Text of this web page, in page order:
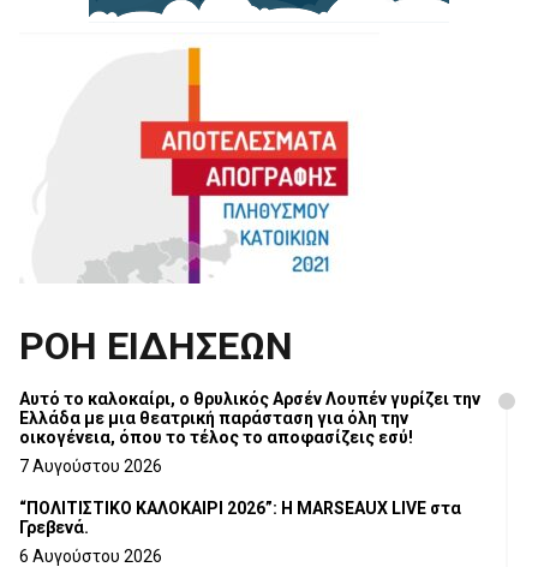
ΡΟΗ ΕΙΔΗΣΕΩΝ
Αυτό το καλοκαίρι, ο θρυλικός Αρσέν Λουπέν γυρίζει την
Ελλάδα με μια θεατρική παράσταση για όλη την
οικογένεια, όπου το τέλος το αποφασίζεις εσύ!
7 Αυγούστου 2026
“ΠΟΛΙΤΙΣΤΙΚΟ ΚΑΛΟΚΑΙΡΙ 2026”: Η MARSEAUX LIVE στα
Γρεβενά.
6 Αυγούστου 2026